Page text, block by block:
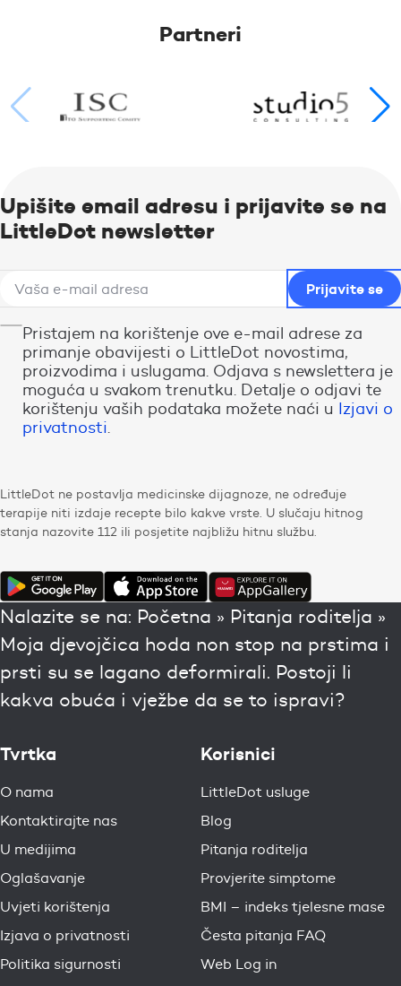
Partneri
Upišite email adresu i prijavite se na
LittleDot newsletter
Pristajem na korištenje ove e-mail adrese za
primanje obavijesti o LittleDot novostima,
proizvodima i uslugama. Odjava s newslettera je
moguća u svakom trenutku. Detalje o odjavi te
korištenju vaših podataka možete naći u Izjavi o
privatnosti.
LittleDot ne postavlja medicinske dijagnoze, ne određuje
terapije niti izdaje recepte bilo kakve vrste. U slučaju hitnog
stanja nazovite 112 ili posjetite najbližu hitnu službu.
Nalazite se na: Početna » Pitanja roditelja »
Moja djevojčica hoda non stop na prstima i
prsti su se lagano deformirali. Postoji li
kakva obuća i vježbe da se to ispravi?
Tvrtka
O nama
Kontaktirajte nas
U medijima
Oglašavanje
Uvjeti korištenja
Izjava o privatnosti
Politika sigurnosti
Korisnici
LittleDot usluge
Blog
Pitanja roditelja
Provjerite simptome
BMI – indeks tjelesne mase
Česta pitanja FAQ
Web Log in